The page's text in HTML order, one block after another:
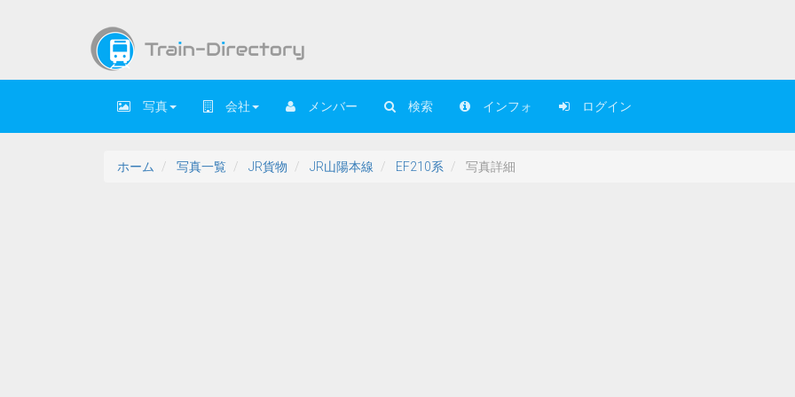
写真 会社 メンバー 検索 インフォ ログイン
ホーム 写真一覧 JR貨物 JR山陽本線 EF210系 写真詳細